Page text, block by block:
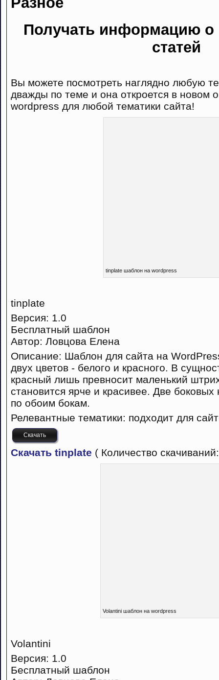
Получать информацию
статей
Вы можете посмотреть наглядно любую
дважды по теме и она откроется в новом
wordpress для любой тематики сайта!
tinplate шаблон на wordpress
tinplate
Версия: 1.0
Бесплатный шаблон
Автор: Ловцова Елена
Описание: Шаблон для сайта на
двух цветов - белого и красного. В
красный лишь превносит маленький
становится ярче и красивее. Две
по обоим бокам.
Релевантные тематики: подходит для
Скачать
Скачать tinplate ( Количество
Volantini шаблон на wordpress
Volantini
Версия: 1.0
Бесплатный шаблон